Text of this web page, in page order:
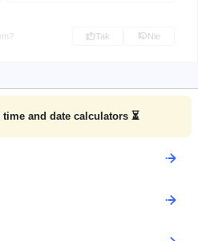
Tak Nie
time and date calculators ⏳